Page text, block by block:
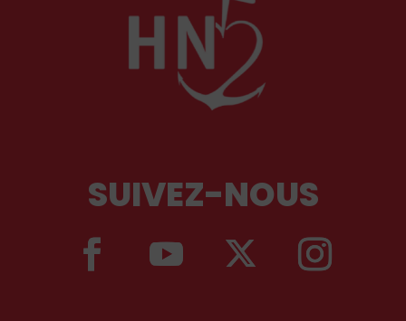
SUIVEZ-NOUS